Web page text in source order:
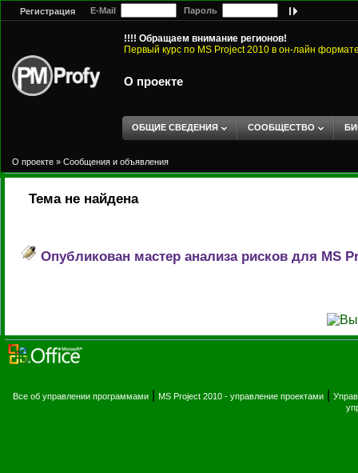
Регистрация E-Mail Пароль
!!!! Обращаем внимание регионов!
Первый курс по MS Project 2010 в он-лайн
О проекте
ОБЩИЕ СВЕДЕНИЯ СООБЩЕСТВО
О проекте » Сообщения и объявления
Тема не найдена
Опубликован мастер анализа рисков для MS
Все об управлении программами MS Project 2010 - управление проектами